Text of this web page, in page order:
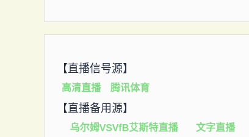
【直播信号源】
高清直播 腾讯体育
【直播备用源】
乌尔姆VSVfB艾斯特直播 文字直播